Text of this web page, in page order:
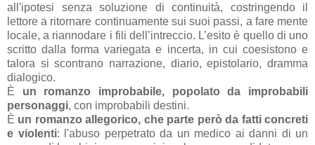
all'ipotesi senza soluzione di continuità, costringendo il
lettore a ritornare continuamente sui suoi passi, a fare mente
locale, a riannodare i fili dell’intreccio. L’esito è quello di uno
scritto dalla forma variegata e incerta, in cui coesistono e
talora si scontrano narrazione, diario, epistolario, dramma
dialogico.
È un romanzo improbabile, popolato da improbabili
personaggi, con improbabili destini.
È un romanzo allegorico, che parte però da fatti concreti
e violenti: l'abuso perpetrato da un medico ai danni di un